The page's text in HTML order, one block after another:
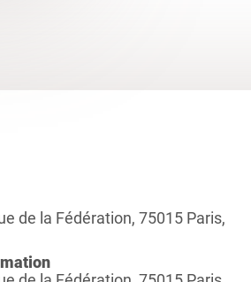
de la Fédération, 75015 Paris,